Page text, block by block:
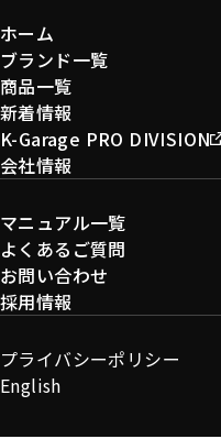
ホーム
ブランド一覧
商品一覧
新着情報
K-Garage PRO DIVISION
会社情報
マニュアル一覧
よくあるご質問
お問い合わせ
採用情報
プライバシーポリシー
English